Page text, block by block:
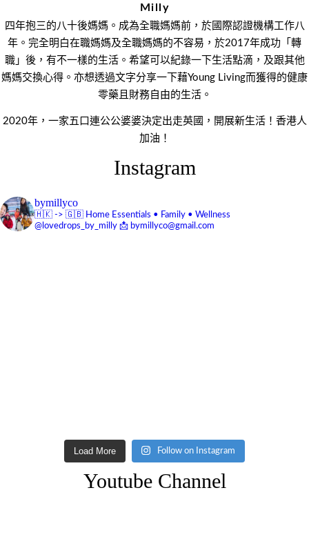
Milly
四年抱三的八十後媽媽。成為全職媽媽前，於國際認證機構工作八
年。完全明白在職媽媽及全職媽媽的不容易，於2017年成功「轉
職」後，有不一樣的生活。希望可以紀錄一下生活點滴，及跟其他
媽媽交換心得。亦想透過文字分享一下藉Young Living而獲得的健康
零藥且財務自由的生活。
2020年，一家五口連公公婆婆決定出走英國，開展新生活！香港人
加油！
Instagram
bymillyco
🇭🇰 -> 🇬🇧 Home Essentials • Family • Wellness
@lovedrops_by_milly 📩 bymillyco@gmail.com
Load More Follow on Instagram
Youtube Channel